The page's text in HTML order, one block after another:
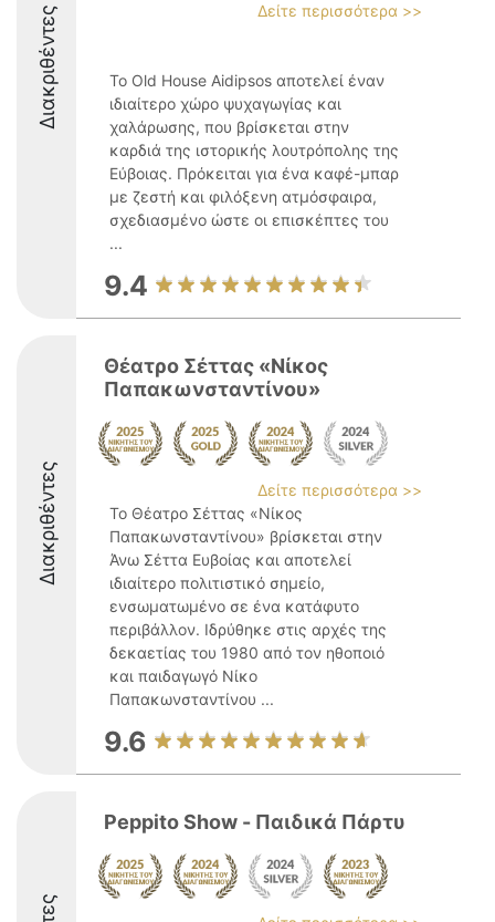
Διακριθέντες Δείτε περισσότερα >>
Το Old House Aidipsos αποτελεί έναν
ιδιαίτερο χώρο ψυχαγωγίας και
χαλάρωσης, που βρίσκεται στην
καρδιά της ιστορικής λουτρόπολης της
Εύβοιας. Πρόκειται για ένα καφέ-μπαρ
με ζεστή και φιλόξενη ατμόσφαιρα,
σχεδιασμένο ώστε οι επισκέπτες του
...
9.4
Διακριθέντες
Θέατρο Σέττας «Νίκος
Παπακωνσταντίνου»
Δείτε περισσότερα >>
Το Θέατρο Σέττας «Νίκος
Παπακωνσταντίνου» βρίσκεται στην
Άνω Σέττα Ευβοίας και αποτελεί
ιδιαίτερο πολιτιστικό σημείο,
ενσωματωμένο σε ένα κατάφυτο
περιβάλλον. Ιδρύθηκε στις αρχές της
δεκαετίας του 1980 από τον ηθοποιό
και παιδαγωγό Νίκο
Παπακωνσταντίνου ...
9.6
Peppito Show - Παιδικά Πάρτυ